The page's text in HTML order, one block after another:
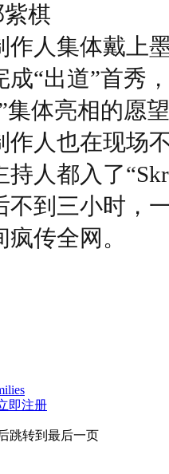
棋
作人集体戴上
成“出道”首秀
集体亮相的愿
作人也在现场
人都入了
不到三小时，
传全网。
即注册
跳转到最后一页